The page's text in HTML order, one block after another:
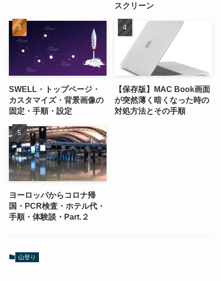
スクリーン
SWELL・トップページ・
カスタマイズ・背景画像の
固定・手順・設定
【保存版】MAC Book画面
が突然薄く暗くなった時の
対処方法とその手順
ヨーロッパからコロナ帰
国・PCR検査・ホテル代・
手順・体験談・Part.２
山登り